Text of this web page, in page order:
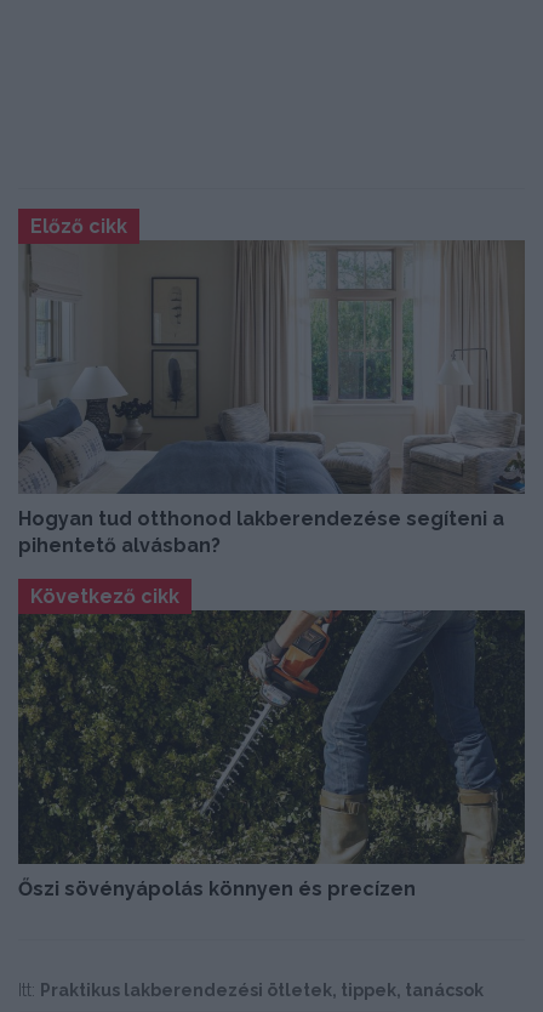
Előző cikk
Hogyan tud otthonod lakberendezése segíteni a
pihentető alvásban?
Következő cikk
Őszi sövényápolás könnyen és precízen
Itt: Praktikus lakberendezési ötletek, tippek, tanácsok